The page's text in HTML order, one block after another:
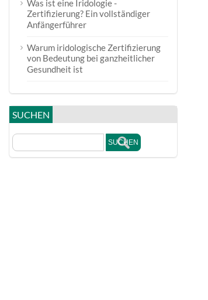
Was ist eine Iridologie -
Zertifizierung? Ein vollständiger
Anfängerführer
Warum iridologische Zertifizierung
von Bedeutung bei ganzheitlicher
Gesundheit ist
SUCHEN